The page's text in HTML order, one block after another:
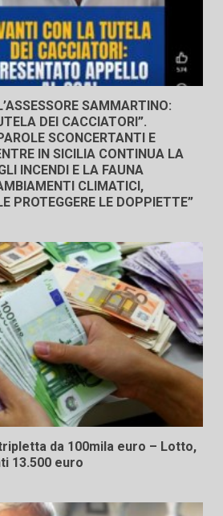
SAMMARTINO:
DEI CACCIATORI”.
SCONCERTANTI E
IN SICILIA CONTINUA LA
INCENDI E LA FAUNA
CLIMATICI,
PROTEGGERE LE DOPPIETTE”
da 100mila euro – Lotto,
13.500 euro